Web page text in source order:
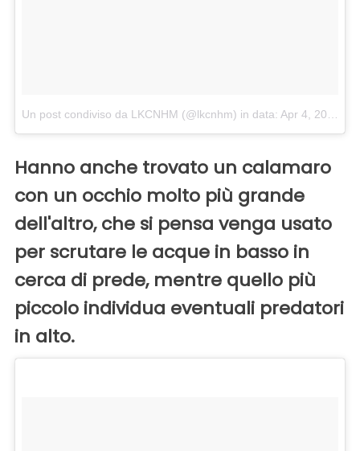
Un post condiviso da LKCNHM (@lkcnhm) in data: Apr 4, 2018 at 2:38 PDT
Hanno anche trovato un calamaro
con un occhio molto più grande
dell'altro, che si pensa venga usato
per scrutare le acque in basso in
cerca di prede, mentre quello più
piccolo individua eventuali predatori
in alto.